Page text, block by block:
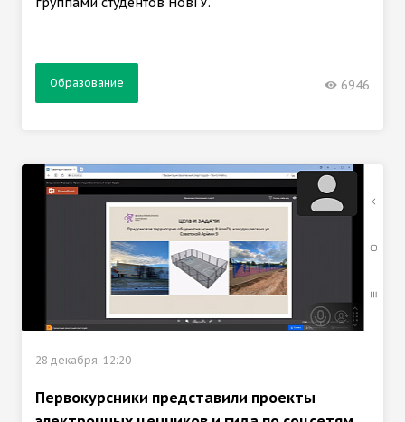
Образование 6946
28 декабря, 12:20
Первокурсники представили проекты